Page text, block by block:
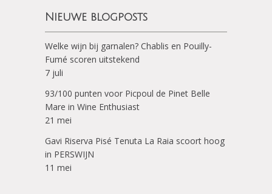
Nieuwe blogposts
Welke wijn bij garnalen? Chablis en Pouilly-
Fumé scoren uitstekend
7 juli
93/100 punten voor Picpoul de Pinet Belle
Mare in Wine Enthusiast
21 mei
Gavi Riserva Pisé Tenuta La Raia scoort hoog
in PERSWIJN
11 mei